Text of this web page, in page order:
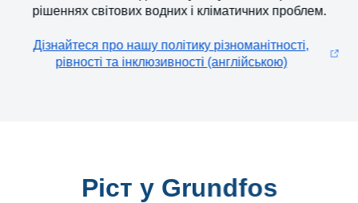
рішеннях світових водних і кліматичних проблем.
Дізнайтеся про нашу політику різноманітності,
рівності та інклюзивності (англійською)
Ріст у Grundfos